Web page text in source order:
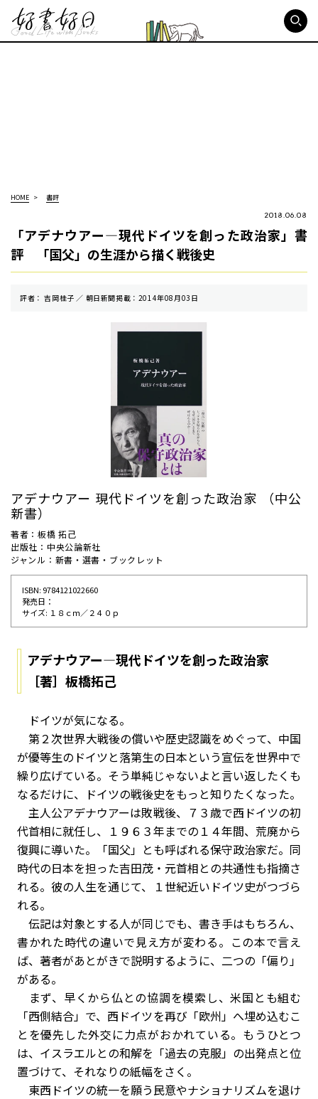
HOME 書評
2018.06.08
「アデナウアー―現代ドイツを創った政治家」書
評 「国父」の生涯から描く戦後史
評者： 吉岡桂子 ／ 朝⽇新聞掲載：2014年08月03日
アデナウアー 現代ドイツを創った政治家 （中公
新書）
著者：板橋 拓己
出版社：中央公論新社
ジャンル：新書・選書・ブックレット
ISBN: 9784121022660
発売⽇：
サイズ: １８ｃｍ／２４０ｐ
アデナウアー―現代ドイツを創った政治家
［著］板橋拓己
ドイツが気になる。
第２次世界大戦後の償いや歴史認識をめぐって、中国
が優等生のドイツと落第生の日本という宣伝を世界中で
繰り広げている。そう単純じゃないよと言い返したくも
なるだけに、ドイツの戦後史をもっと知りたくなった。
主人公アデナウアーは敗戦後、７３歳で西ドイツの初
代首相に就任し、１９６３年までの１４年間、荒廃から
復興に導いた。「国父」とも呼ばれる保守政治家だ。同
時代の日本を担った吉田茂・元首相との共通性も指摘さ
れる。彼の人生を通じて、１世紀近いドイツ史がつづら
れる。
伝記は対象とする人が同じでも、書き手はもちろん、
書かれた時代の違いで見え方が変わる。この本で言え
ば、著者があとがきで説明するように、二つの「偏り」
がある。
まず、早くから仏との協調を模索し、米国とも組む
「西側結合」で、西ドイツを再び「欧州」へ埋め込むこ
とを優先した外交に力点がおかれている。もうひとつ
は、イスラエルとの和解を「過去の克服」の出発点と位
置づけて、それなりの紙幅をさく。
東西ドイツの統一を願う民意やナショナリズムを退け